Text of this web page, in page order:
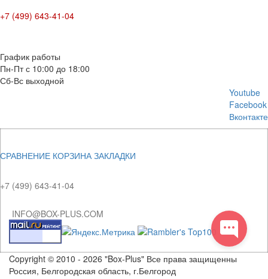
+7 (499) 643-41-04
График работы
Пн-Пт с 10:00 до 18:00
Сб-Вс выходной
Youtube
Facebook
Вконтакте
СРАВНЕНИЕ КОРЗИНА ЗАКЛАДКИ
+7 (499) 643-41-04
INFO@BOX-PLUS.COM
Copyright © 2010 - 2026 "Box-Plus" Все права защищенны
Россия, Белгородская область, г.Белгород